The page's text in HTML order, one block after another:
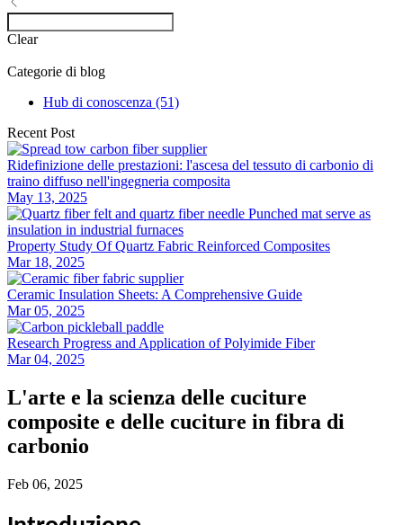
Clear
Categorie di blog
Hub di conoscenza (51)
Recent Post
Ridefinizione delle prestazioni: l'ascesa del tessuto di carbonio di
traino diffuso nell'ingegneria composita
May 13, 2025
Property Study Of Quartz Fabric Reinforced Composites
Mar 18, 2025
Ceramic Insulation Sheets: A Comprehensive Guide
Mar 05, 2025
Research Progress and Application of Polyimide Fiber
Mar 04, 2025
L'arte e la scienza delle cuciture
composite e delle cuciture in fibra di
carbonio
Feb 06, 2025